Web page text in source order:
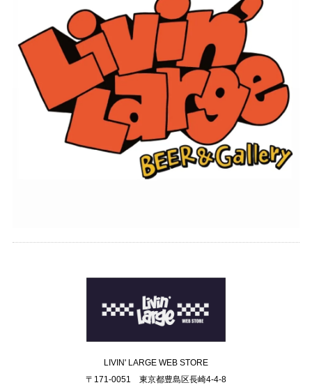
LIVIN' LARGE WEB STORE
〒171-0051 東京都豊島区長崎4-4-8